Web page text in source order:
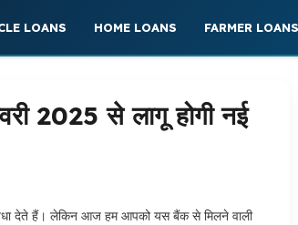
LOANS HOME LOANS FARMER LOANS
2025 से लागू होगी नई
देते हैं। लेकिन आज हम आपको यस बैंक से मिलने वाली